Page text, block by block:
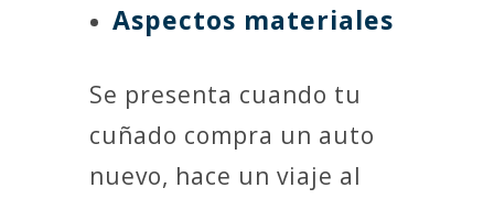
Aspectos materiales
Se presenta cuando tu
cuñado compra un auto
nuevo, hace un viaje al